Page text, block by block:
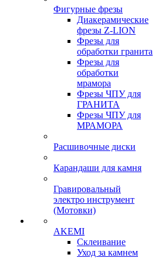
Фигурные фрезы
Диакерамические
фрезы Z-LION
Фрезы для
обработки гранита
Фрезы для
обработки
мрамора
Фрезы ЧПУ для
ГРАНИТА
Фрезы ЧПУ для
МРАМОРА
Расшивочные диски
Карандаши для камня
Гравировальный
электро инструмент
(Мотовки)
AKEMI
Склеивание
Уход за камнем